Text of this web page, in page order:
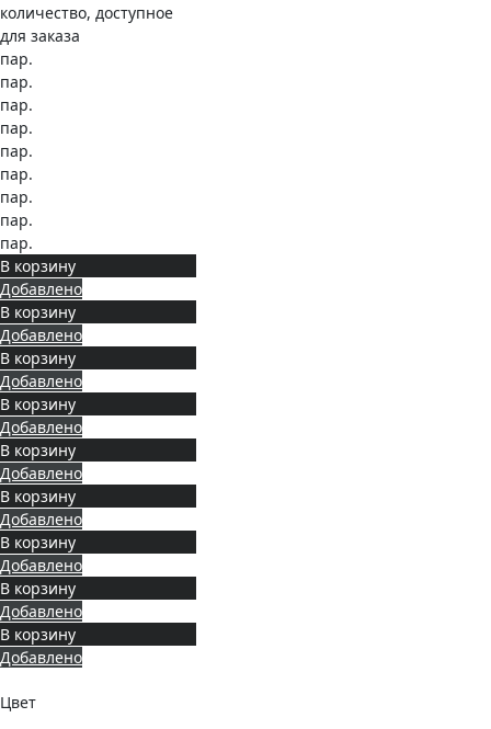
количество, доступное
для заказа
пар.
пар.
пар.
пар.
пар.
пар.
пар.
пар.
пар.
В корзину
Добавлено
В корзину
Добавлено
В корзину
Добавлено
В корзину
Добавлено
В корзину
Добавлено
В корзину
Добавлено
В корзину
Добавлено
В корзину
Добавлено
В корзину
Добавлено
Цвет